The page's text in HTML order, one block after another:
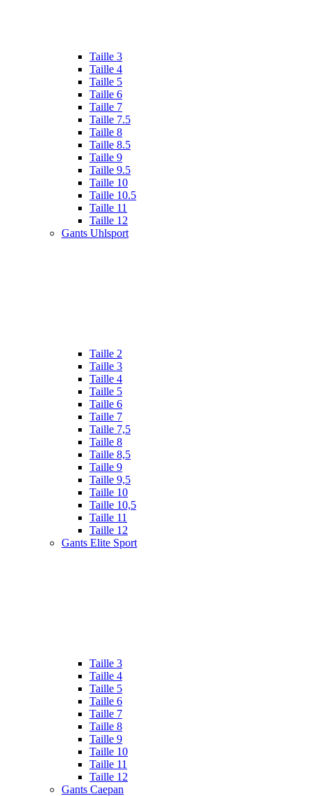
Taille 3
Taille 4
Taille 5
Taille 6
Taille 7
Taille 7.5
Taille 8
Taille 8.5
Taille 9
Taille 9.5
Taille 10
Taille 10.5
Taille 11
Taille 12
Gants Uhlsport
Taille 2
Taille 3
Taille 4
Taille 5
Taille 6
Taille 7
Taille 7,5
Taille 8
Taille 8,5
Taille 9
Taille 9,5
Taille 10
Taille 10,5
Taille 11
Taille 12
Gants Elite Sport
Taille 3
Taille 4
Taille 5
Taille 6
Taille 7
Taille 8
Taille 9
Taille 10
Taille 11
Taille 12
Gants Caepan